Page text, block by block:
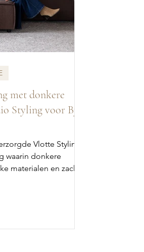
met donkere
Styling voor By
Vlotte Styling
waarin donkere
materialen en zachte